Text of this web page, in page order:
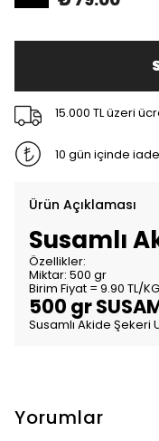
15.000 TL üzeri
10 gün içinde
Ürün Açıklaması
Susamlı
Özellikler:
Miktar: 500 gr
Birim Fiyat = 9.90 TL/
500 gr
Susamlı Akide Şekeri
Yorumlar